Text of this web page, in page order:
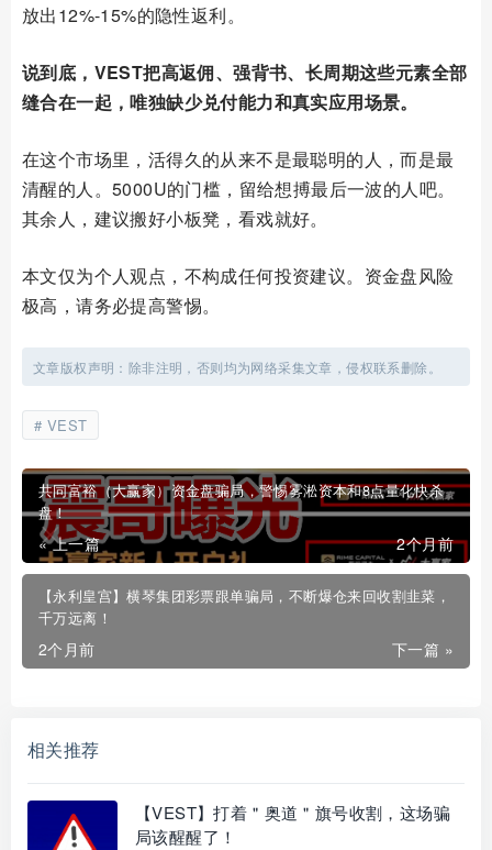
放出12%-15%的隐性返利。
说到底，VEST把高返佣、强背书、长周期这些元素全部
缝合在一起，唯独缺少兑付能力和真实应用场景。
在这个市场里，活得久的从来不是最聪明的人，而是最
清醒的人。5000U的门槛，留给想搏最后一波的人吧。
其余人，建议搬好小板凳，看戏就好。
本文仅为个人观点，不构成任何投资建议。资金盘风险
极高，请务必提高警惕。
文章版权声明：除非注明，否则均为网络采集文章，侵权联系删除。
VEST
共同富裕（大赢家）资金盘骗局，警惕雾淞资本和8点量化快杀
盘！
« 上一篇 2个月前
【永利皇宫】横琴集团彩票跟单骗局，不断爆仓来回收割韭菜，
千万远离！
下一篇 »
2个月前
相关推荐
【VEST】打着＂奥道＂旗号收割，这场骗
局该醒醒了！